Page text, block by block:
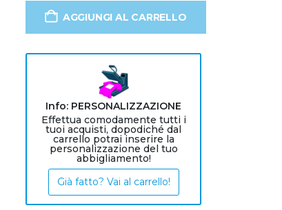
AGGIUNGI AL CARRELLO
Info: PERSONALIZZAZIONE
Effettua comodamente tutti i
tuoi acquisti, dopodiché dal
carrello potrai inserire la
personalizzazione del tuo
abbigliamento!
Già fatto? Vai al carrello!